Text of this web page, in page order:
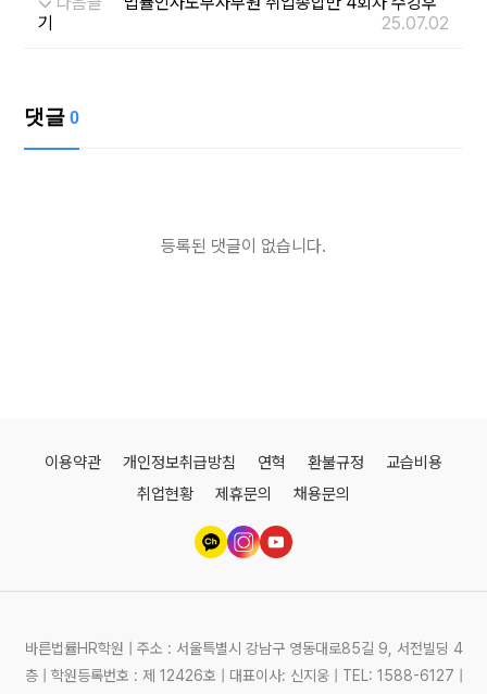
기
25.07.02
댓글 0
등록된 댓글이 없습니다.
이용약관 개인정보취급방침 연혁 환불규정
교습비용
취업현황
제휴문의 채용문의
바른법률HR학원 | 주소 : 서울특별시 강남구 영동대로85길 9, 서전빌딩 4
층 | 학원등록번호 : 제 12426호 | 대표이사: 신지웅 | TEL: 1588-6127 |